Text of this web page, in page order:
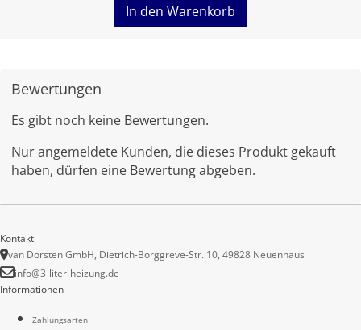
In den Warenkorb
Bewertungen
Es gibt noch keine Bewertungen.
Nur angemeldete Kunden, die dieses Produkt gekauft
haben, dürfen eine Bewertung abgeben.
Informationen
Zahlungsarten
Kontakt
van Dorsten GmbH, Dietrich-Borggreve-Str. 10, 49828 Neuenhaus
info@3-liter-heizung.de